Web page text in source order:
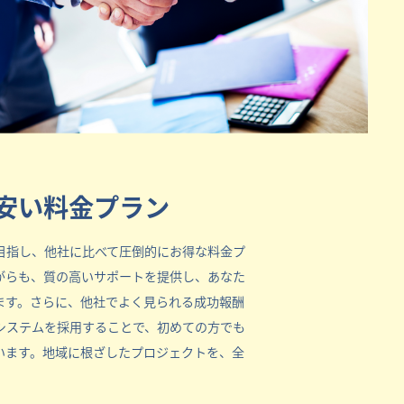
い料金プラン
し、他社に比べて圧倒的にお得な料金プ
も、質の高いサポートを提供し、あなた
。さらに、他社でよく見られる成功報酬
テムを採用することで、初めての方でも
す。地域に根ざしたプロジェクトを、全